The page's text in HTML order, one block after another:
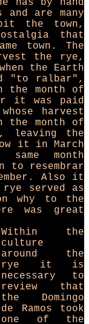
has by hand
are many
the town,
that
town. The
the rye,
the Earth
"to ralbar",
the month of
it was paid
harvest
the month of
leaving the
it in March
month
to resembrar
Also it
served as
why to the
was great
Within the
culture
around the
rye it is
necessary to
review that
the Domingo
de Ramos took
one of the